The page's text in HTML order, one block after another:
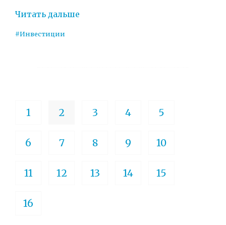
Читать дальше
#Инвестиции
1 2 3 4 5
6 7 8 9 10
11 12 13 14 15
16